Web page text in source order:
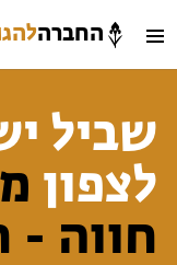
החברה
חיפוש
הזמינו פעילויות
שביל
לצפון
חווה -